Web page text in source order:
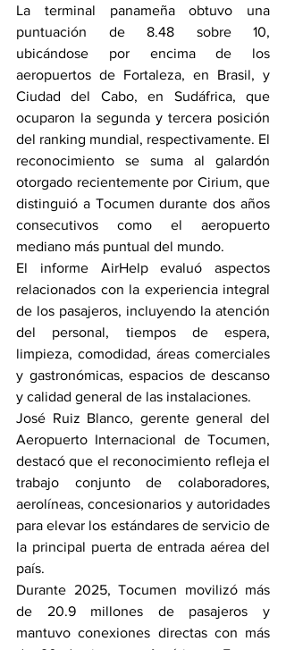
La terminal panameña obtuvo una
puntuación de 8.48 sobre 10,
ubicándose por encima de los
aeropuertos de Fortaleza, en Brasil, y
Ciudad del Cabo, en Sudáfrica, que
ocuparon la segunda y tercera posición
del ranking mundial, respectivamente. El
reconocimiento se suma al galardón
otorgado recientemente por Cirium, que
distinguió a Tocumen durante dos años
consecutivos como el aeropuerto
mediano más puntual del mundo.
El informe AirHelp evaluó aspectos
relacionados con la experiencia integral
de los pasajeros, incluyendo la atención
del personal, tiempos de espera,
limpieza, comodidad, áreas comerciales
y gastronómicas, espacios de descanso
y calidad general de las instalaciones.
José Ruiz Blanco, gerente general del
Aeropuerto Internacional de Tocumen,
destacó que el reconocimiento refleja el
trabajo conjunto de colaboradores,
aerolíneas, concesionarios y autoridades
para elevar los estándares de servicio de
la principal puerta de entrada aérea del
país.
Durante 2025, Tocumen movilizó más
de 20.9 millones de pasajeros y
mantuvo conexiones directas con más